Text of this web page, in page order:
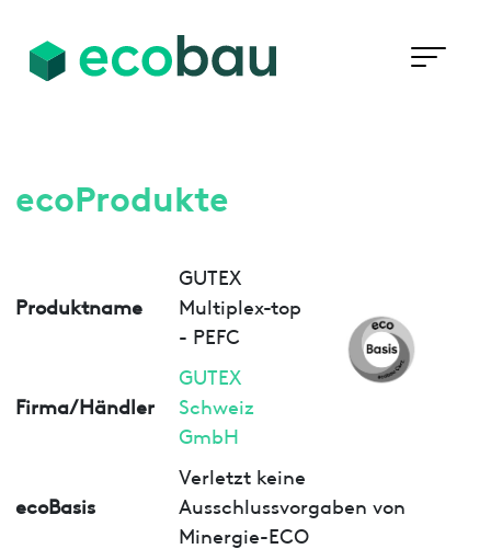
ecoProdukte
Produktname
GUTEX
Multiplex-top
- PEFC
Firma/Händler
GUTEX
Schweiz
GmbH
ecoBasis
Verletzt keine
Ausschlussvorgaben von
Minergie-ECO